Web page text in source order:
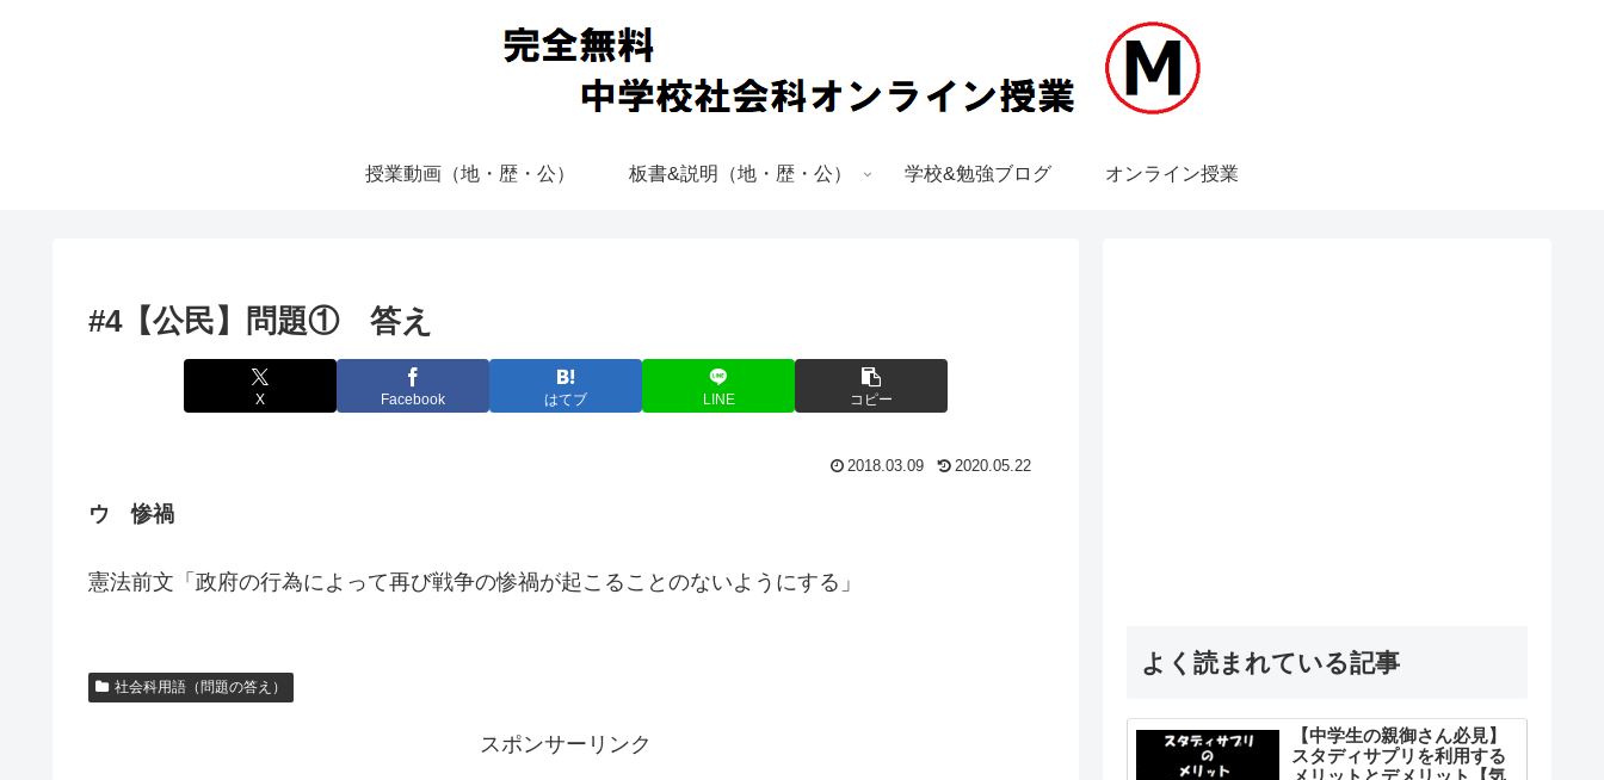
授業動画（地・歴・公） 板書&説明（地・歴・公） 学校&勉強ブログ オンライン授業
#4【公民】問題① 答え
X Facebook はてブ LINE コピー
2018.03.09 2020.05.22
ウ 惨禍
憲法前文「政府の行為によって再び戦争の惨禍が起こることのないようにする」
社会科用語（問題の答え）
スポンサーリンク
よく読まれている記事
【中学生の親御さん必見】
スタディサプリを利用する
メリットとデメリット【気